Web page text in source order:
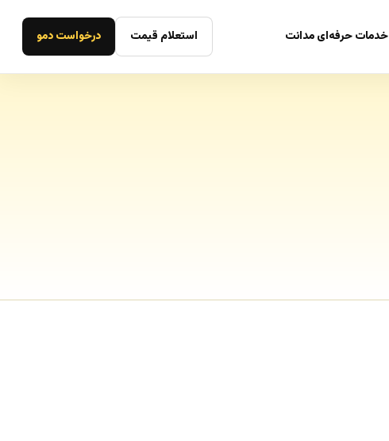
خدمات حرفه‌ای مدانت استعلام قیمت درخواست دمو